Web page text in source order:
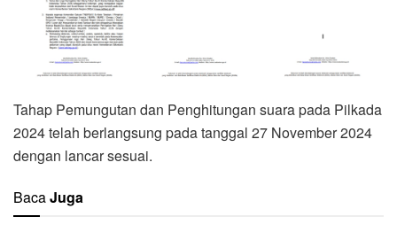
Tahap Pemungutan dan Penghitungan suara pada Pilkada
2024 telah berlangsung pada tanggal 27 November 2024
dengan lancar sesuai.
BacaJuga